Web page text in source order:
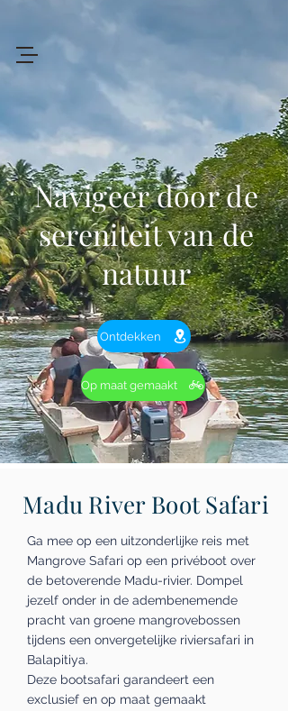
Review My Journey
Navigeer door de
sereniteit van de
natuur
Ontdekken
Op maat gemaakt
Madu River Boot Safari
Ga mee op een uitzonderlijke reis met
Mangrove Safari op een privéboot over
de betoverende Madu-rivier. Dompel
jezelf onder in de adembenemende
pracht van groene mangrovebossen
tijdens een onvergetelijke riviersafari in
Balapitiya.
Deze bootsafari garandeert een
exclusief en op maat gemaakt